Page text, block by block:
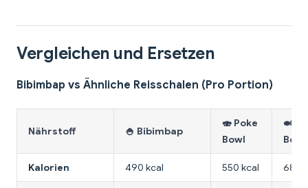
Vergleichen und Ersetzen
Bibimbap vs Ähnliche Reisschalen (Pro Portion)
Nährstoff 🍚 Bibimbap
🍣 Poke
Bowl
🍛
Bowl
Kalorien 490 kcal 550 kcal 680